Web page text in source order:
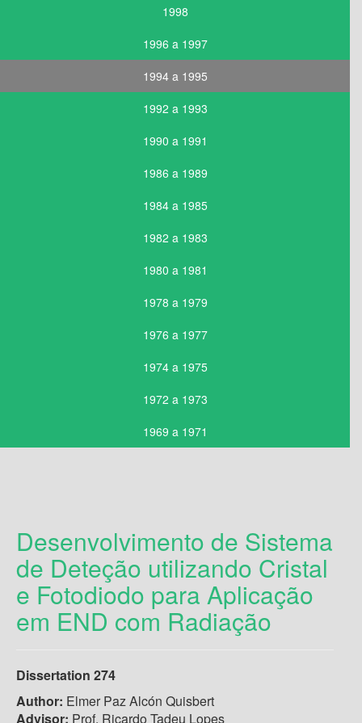
1998
1996 a 1997
1994 a 1995
1992 a 1993
1990 a 1991
1986 a 1989
1984 a 1985
1982 a 1983
1980 a 1981
1978 a 1979
1976 a 1977
1974 a 1975
1972 a 1973
1969 a 1971
Desenvolvimento de Sistema
de Deteção utilizando Cristal
e Fotodiodo para Aplicação
em END com Radiação
Dissertation 274
Author: Elmer Paz Alcón Quisbert
Advisor: Prof. Ricardo Tadeu Lopes